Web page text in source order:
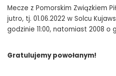
Mecze z Pomorskim Związkiem
jutro, tj. 01.06.2022 w Solcu
godzinie 11:00, natomiast 2008 o
Gratulujemy powołanym!